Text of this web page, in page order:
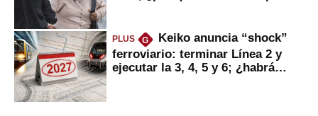
PLUS G
Keiko anuncia “shock”
ferroviario: terminar Línea 2 y
ejecutar la 3, 4, 5 y 6; ¿habrá